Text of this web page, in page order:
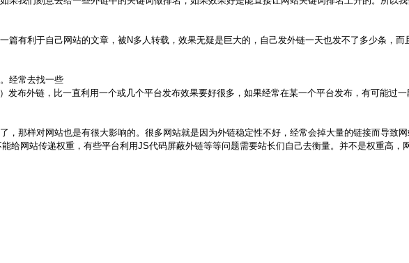
利于自己网站的文章，被N多人转载，效果无疑是巨大的，自己发外链一天也发不了多少条，而
经常去找一些
外链，比一直利用一个或几个平台发布效果要好很多，如果经常在某一个平台发布，有可能过
样对网站也是有很大影响的。很多网站就是因为外链稳定性不好，经常会掉大量的链接而导致网
网站传递权重，有些平台利用JS代码屏蔽外链等等问题需要站长们自己去衡量。并不是权重高，